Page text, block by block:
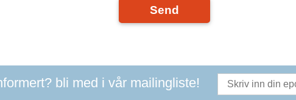
Send
bli med i vår mailingliste!